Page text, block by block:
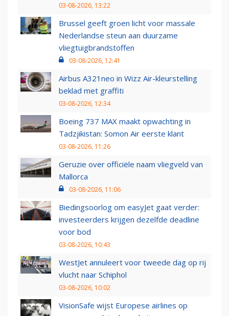
03-08-2026, 13:22
Brussel geeft groen licht voor massale
Nederlandse steun aan duurzame
vliegtuigbrandstoffen
03-08-2026, 12:41
Airbus A321neo in Wizz Air-kleurstelling
beklad met graffiti
03-08-2026, 12:34
Boeing 737 MAX maakt opwachting in
Tadzjikistan: Somon Air eerste klant
03-08-2026, 11:26
Geruzie over officiële naam vliegveld van
Mallorca
03-08-2026, 11:06
Biedingsoorlog om easyJet gaat verder:
investeerders krijgen dezelfde deadline
voor bod
03-08-2026, 10:43
WestJet annuleert voor tweede dag op rij
vlucht naar Schiphol
03-08-2026, 10:02
VisionSafe wijst Europese airlines op